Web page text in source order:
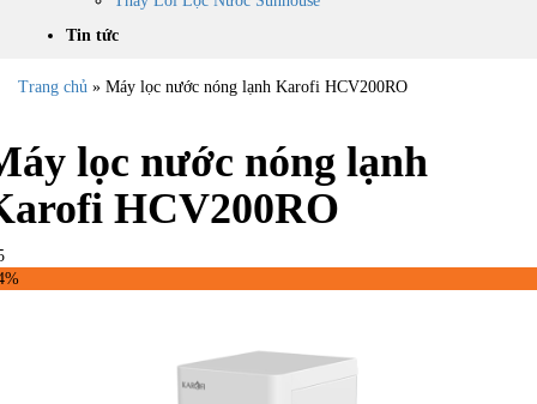
Tin tức
Trang chủ » Máy lọc nước nóng lạnh Karofi HCV200RO
lọc nước nóng lạnh
HCV200RO